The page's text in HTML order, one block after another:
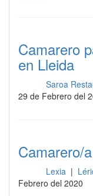
Camarero
en Lleida
Saroa
29 de Febrero del
Camarero/
Lexia |
Febrero del 2020